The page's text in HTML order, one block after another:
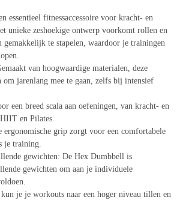
essentieel fitnessaccessoire voor kracht- en
unieke zeshoekige ontwerp voorkomt rollen en
te stapelen, waardoor je trainingen
van hoogwaardige materialen, deze
jarenlang mee te gaan, zelfs bij intensief
een breed scala aan oefeningen, van kracht- en
en Pilates.
grip zorgt voor een comfortabele
je training.
gewichten: De Hex Dumbbell is
gewichten om aan je individuele
je je workouts naar een hoger niveau tillen en